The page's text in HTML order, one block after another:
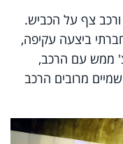
צף על הכביש.
ביצעה עקיפה,
ממש עם הרכב,
מרובים הרכב